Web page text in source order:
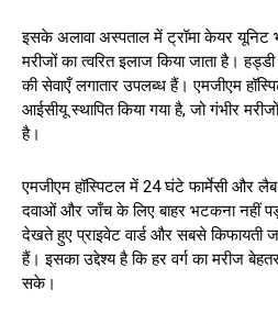
इसके अलावा अस्पताल में ट्रॉमा केयर यूनिट
मरीजों का त्वरित इलाज किया जाता है।
की सेवाएँ लगातार उपलब्ध हैं। एमजीएम
आईसीयू स्थापित किया गया है, जो गंभीर
है।
एमजीएम हॉस्पिटल में 24 घंटे फार्मेसी और
दवाओं और जाँच के लिए बाहर भटकना नहीं
देखते हुए प्राइवेट वार्ड और सबसे किफायती
हैं। इसका उद्देश्य है कि हर वर्ग का मरीज
सके।